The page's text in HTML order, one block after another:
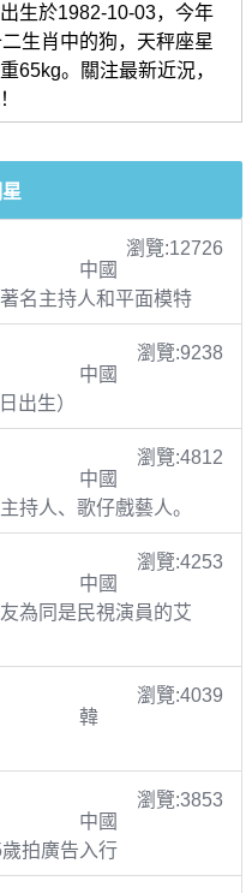
生於1982-10-03，今年
生肖中的狗，天秤座星
65kg。關注最新近況，
瀏覽:12726
中國
名主持人和平面模特
瀏覽:9238
中國
出生）
瀏覽:4812
中國
持人、歌仔戲藝人。
瀏覽:4253
中國
為同是民視演員的艾
瀏覽:4039
韓
瀏覽:3853
中國
拍廣告入行